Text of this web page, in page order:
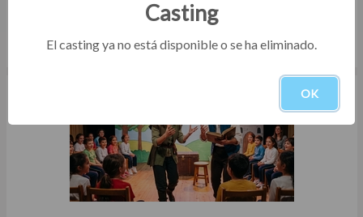
Teatro / Comedia Del 05/08/2026 al 16/08/2026
Casting
El casting ya no está disponible o se ha eliminado.
OK